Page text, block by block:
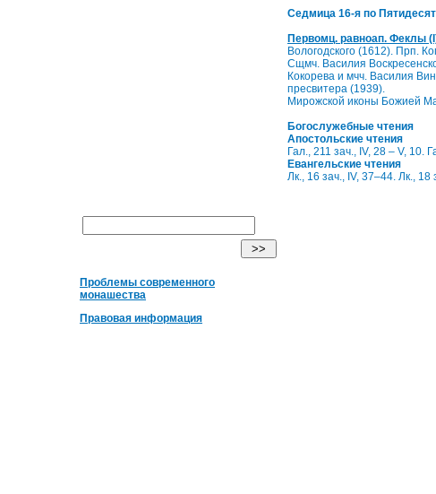
Проблемы современного
монашества
Правовая информация
Седмица 16-я по
Первомц. равноап. Феклы
Вологодского (1612). Прп.
Сщмч. Василия
Кокорева и мчч. Василия
пресвитера (1939).
Мирожской иконы Божией
Богослужебные чтения
Апостольские чтения
Гал., 211 зач., IV, 28 – V, 10.
Евангельские чтения
Лк., 16 зач., IV, 37–44. Лк.,